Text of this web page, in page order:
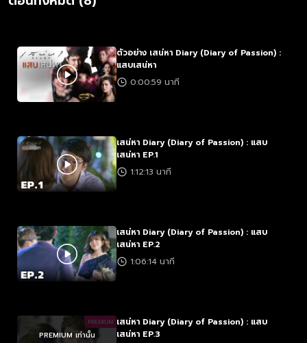
ตัวอย่าง เสน่หา Diary (Diary of Passion) :
แสบเสน่หา
0:00:59 นาที
เสน่หา Diary (Diary of Passion) : แสบ
เสน่หา EP.1
1:12:13 นาที
เสน่หา Diary (Diary of Passion) : แสบ
เสน่หา EP.2
1:06:14 นาที
PREMIUM
PREMIUM เท่านั้น
เสน่หา Diary (Diary of Passion) : แสบ
เสน่หา EP.3